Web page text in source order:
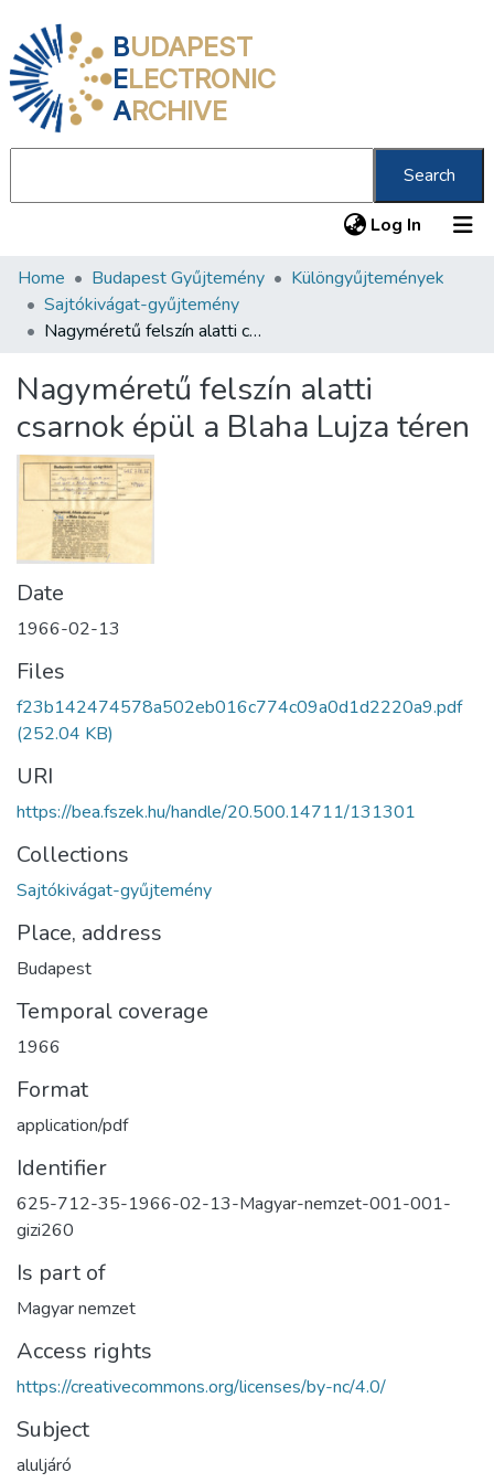
BUDAPEST
ELECTRONIC
ARCHIVE
Search
Log In (current)
Communities & Collections
All of DSpace
About us
Home Budapest Gyűjtemény
Különgyűjtemények
Sajtókivágat-gyűjtemény
Nagyméretű felszín alatti csarnok épül a Blaha Lujza téren
Nagyméretű felszín alatti
csarnok épül a Blaha Lujza téren
Date
1966-02-13
Files
f23b142474578a502eb016c774c09a0d1d2220a9.pdf
(252.04 KB)
URI
https://bea.fszek.hu/handle/20.500.14711/131301
Collections
Sajtókivágat-gyűjtemény
Place, address
Budapest
Temporal coverage
1966
Format
application/pdf
Identifier
625-712-35-1966-02-13-Magyar-nemzet-001-001-
gizi260
Is part of
Magyar nemzet
Access rights
https://creativecommons.org/licenses/by-nc/4.0/
Subject
aluljáró